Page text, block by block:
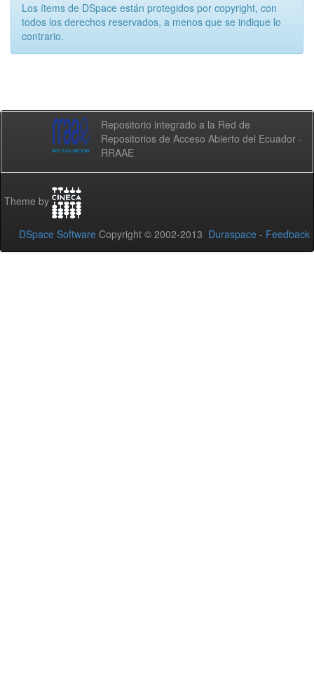
Los ítems de DSpace están protegidos por copyright, con
todos los derechos reservados, a menos que se indique lo
contrario.
Repositorio integrado a la Red de
Repositorios de Acceso Abierto del Ecuador -
RRAAE
Theme by
DSpace Software Copyright © 2002-2013 Duraspace - Feedback